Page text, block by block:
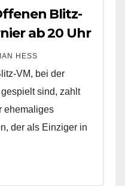
Blitz-
ab 20 Uhr
HESS
VM, bei der
sind, zahlt
ehemaliges
der als Einziger in